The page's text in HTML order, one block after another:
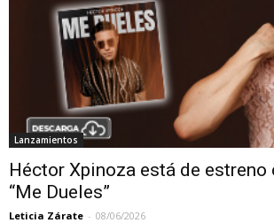
Lanzamientos
Héctor Xpinoza está de estreno
“Me Dueles”
Leticia Zárate - 08/06/2026